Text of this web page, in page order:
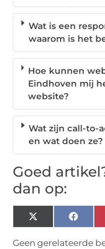
Wat is een
waarom is het
Hoe kunnen
Eindhoven mij
website?
Wat zijn call-to-
en wat doen ze?
Goed
dan op:
X
(Twitter)
Geen gerelateerde